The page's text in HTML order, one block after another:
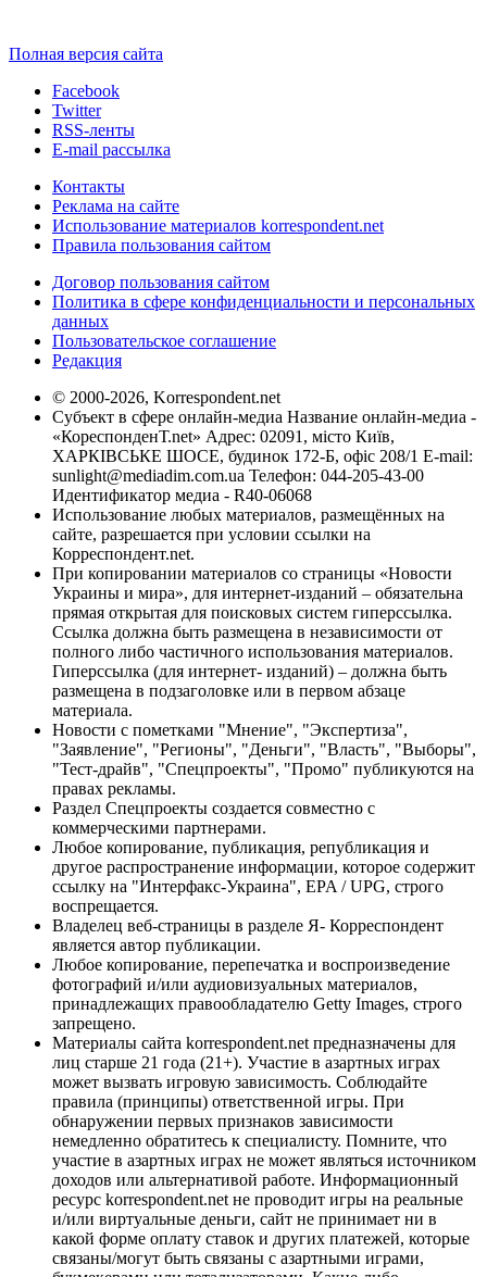
Полная версия сайта
Facebook
Twitter
RSS-ленты
E-mail рассылка
Контакты
Реклама на сайте
Использование материалов korrespondent.net
Правила пользования сайтом
Договор пользования сайтом
Политика в сфере конфиденциальности и персональных
данных
Пользовательское соглашение
Редакция
© 2000-2026, Korrespondent.net
Субъект в сфере онлайн-медиа Название онлайн-медиа -
«КореспонденТ.net» Адрес: 02091, місто Київ,
ХАРКІВСЬКЕ ШОСЕ, будинок 172-Б, офіс 208/1 E-mail:
sunlight@mediadim.com.ua Телефон: 044-205-43-00
Идентификатор медиа - R40-06068
Использование любых материалов, размещённых на
сайте, разрешается при условии ссылки на
Корреспондент.net.
При копировании материалов со страницы «Новости
Украины и мира», для интернет-изданий – обязательна
прямая открытая для поисковых систем гиперссылка.
Ссылка должна быть размещена в независимости от
полного либо частичного использования материалов.
Гиперссылка (для интернет- изданий) – должна быть
размещена в подзаголовке или в первом абзаце
материала.
Новости с пометками "Мнение", "Экспертиза",
"Заявление", "Регионы", "Деньги", "Власть", "Выборы",
"Тест-драйв", "Спецпроекты", "Промо" публикуются на
правах рекламы.
Раздел Спецпроекты создается совместно с
коммерческими партнерами.
Любое копирование, публикация, републикация и
другое распространение информации, которое содержит
ссылку на "Интерфакс-Украина", EPA / UPG, строго
воспрещается.
Владелец веб-страницы в разделе Я- Корреспондент
является автор публикации.
Любое копирование, перепечатка и воспроизведение
фотографий и/или аудиовизуальных материалов,
принадлежащих правообладателю Getty Images, строго
запрещено.
Материалы сайта korrespondent.net предназначены для
лиц старше 21 года (21+). Участие в азартных играх
может вызвать игровую зависимость. Соблюдайте
правила (принципы) ответственной игры. При
обнаружении первых признаков зависимости
немедленно обратитесь к специалисту. Помните, что
участие в азартных играх не может являться источником
доходов или альтернативой работе. Информационный
ресурс korrespondent.net не проводит игры на реальные
и/или виртуальные деньги, сайт не принимает ни в
какой форме оплату ставок и других платежей, которые
связаны/могут быть связаны с азартными играми,